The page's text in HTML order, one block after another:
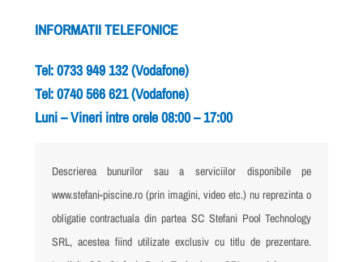
INFORMATII TELEFONICE
Tel: 0733 949 132 (Vodafone)
Tel: 0740 566 621 (Vodafone)
Luni – Vineri intre orele 08:00 – 17:00
Descrierea bunurilor sau a serviciilor disponibile pe
www.stefani-piscine.ro (prin imagini, video etc.) nu reprezinta o
obligatie contractuala din partea SC Stefani Pool Technology
SRL, acestea fiind utilizate exclusiv cu titlu de prezentare.